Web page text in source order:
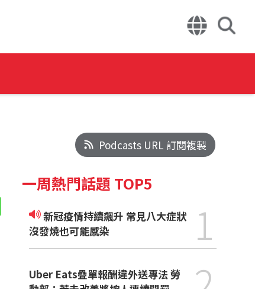
Podcasts URL 訂閱複製
一周熱門話題 TOP5
新冠疫情持續飆升 常見八大症狀
沒發燒也可能感染
1
Uber Eats疊單報酬違外送專法 勞